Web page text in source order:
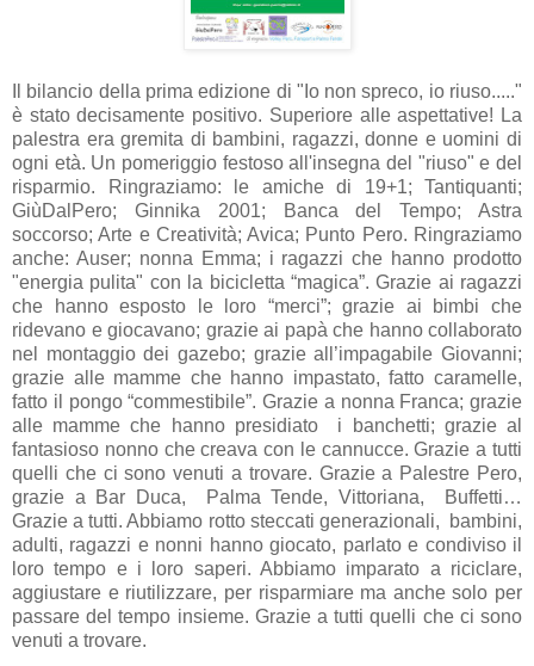
Il bilancio della prima edizione di "Io non spreco, io riuso....."
è stato decisamente positivo. Superiore alle aspettative! La
palestra era gremita di bambini, ragazzi, donne e uomini di
ogni età. Un pomeriggio festoso all'insegna del "riuso" e del
risparmio. Ringraziamo: le amiche di 19+1; Tantiquanti;
GiùDalPero; Ginnika 2001; Banca del Tempo; Astra
soccorso; Arte e Creatività; Avica; Punto Pero. Ringraziamo
anche: Auser; nonna Emma; i ragazzi che hanno prodotto
"energia pulita" con la bicicletta “magica”. Grazie ai ragazzi
che hanno esposto le loro “merci”; grazie ai bimbi che
ridevano e giocavano; grazie ai papà che hanno collaborato
nel montaggio dei gazebo; grazie all’impagabile Giovanni;
grazie alle mamme che hanno impastato, fatto caramelle,
fatto il pongo “commestibile”. Grazie a nonna Franca; grazie
alle mamme che hanno presidiato i banchetti; grazie al
fantasioso nonno che creava con le cannucce. Grazie a tutti
quelli che ci sono venuti a trovare. Grazie a Palestre Pero,
grazie a Bar Duca, Palma Tende, Vittoriana, Buffetti…
Grazie a tutti. Abbiamo rotto steccati generazionali, bambini,
adulti, ragazzi e nonni hanno giocato, parlato e condiviso il
loro tempo e i loro saperi. Abbiamo imparato a riciclare,
aggiustare e riutilizzare, per risparmiare ma anche solo per
passare del tempo insieme. Grazie a tutti quelli che ci sono
venuti a trovare.